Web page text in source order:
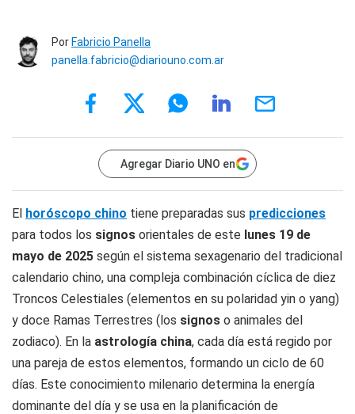
Por Fabricio Panella
panella.fabricio@diariouno.com.ar
Agregar Diario UNO en
El horóscopo chino tiene preparadas sus predicciones
para todos los signos orientales de este lunes 19 de
mayo de 2025 según el sistema sexagenario del tradicional
calendario chino, una compleja combinación cíclica de diez
Troncos Celestiales (elementos en su polaridad yin o yang)
y doce Ramas Terrestres (los signos o animales del
zodiaco). En la astrología china, cada día está regido por
una pareja de estos elementos, formando un ciclo de 60
días. Este conocimiento milenario determina la energía
dominante del día y se usa en la planificación de